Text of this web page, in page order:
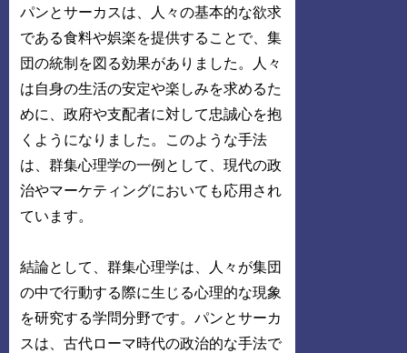
パンとサーカスは、人々の基本的な欲求
である食料や娯楽を提供することで、集
団の統制を図る効果がありました。人々
は自身の生活の安定や楽しみを求めるた
めに、政府や支配者に対して忠誠心を抱
くようになりました。このような手法
は、群集心理学の一例として、現代の政
治やマーケティングにおいても応用され
ています。
結論として、群集心理学は、人々が集団
の中で行動する際に生じる心理的な現象
を研究する学問分野です。パンとサーカ
スは、古代ローマ時代の政治的な手法で